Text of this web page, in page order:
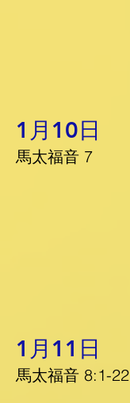
1月10日
馬太福音 7
1月11日
馬太福音 8:1-22